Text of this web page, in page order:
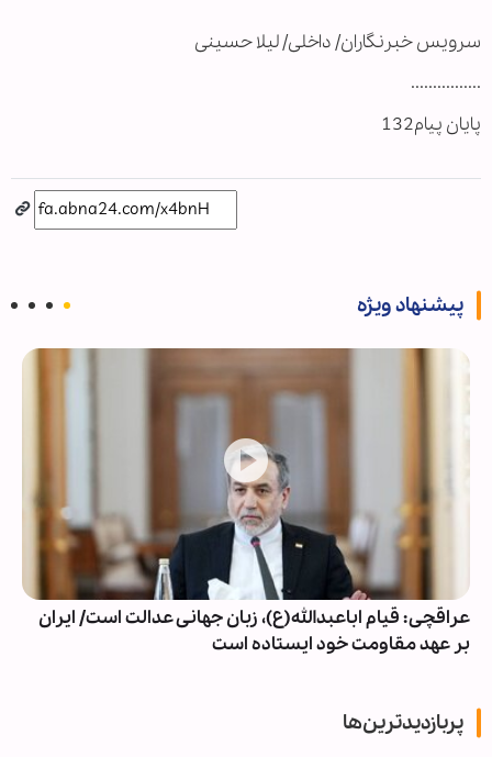
سرویس خبرنگاران/ داخلی/ لیلا حسینی
................
پایان پیام132
پیشنهاد ویژه
عراقچی: قیام اباعبدالله(ع)، زبان جهانی عدالت است/ ایران
بر عهد مقاومت خود ایستاده است
پربازدیدترین‌ها